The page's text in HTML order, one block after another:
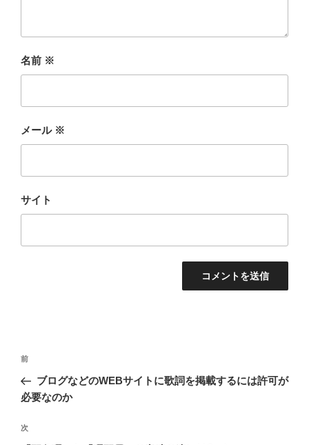
名前 ※
メール ※
サイト
投
ナ
ゲ
前
の
投
前
ブログなどのWEBサイトに歌詞を掲載するには許可が
必要なのか
次
次